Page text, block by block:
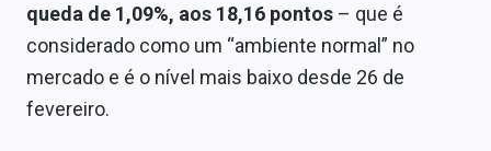
queda de 1,09%, aos 18,16 pontos – que é
considerado como um “ambiente normal” no
mercado e é o nível mais baixo desde 26 de
fevereiro.